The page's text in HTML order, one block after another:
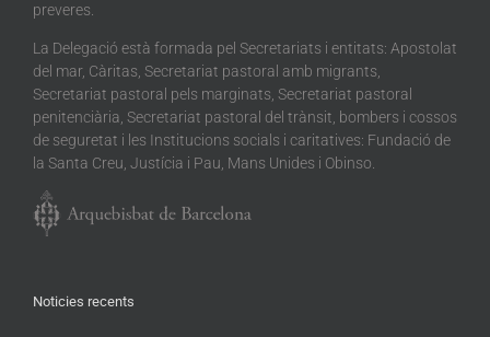
preveres.
La Delegació està formada pel Secretariats i entitats: Apostolat
del mar, Càritas, Secretariat pastoral amb migrants,
Secretariat pastoral pels marginats, Secretariat pastoral
penitenciària, Secretariat pastoral del trànsit, bombers i cossos
de seguretat i les Institucions socials i caritatives: Fundació de
la Santa Creu, Justícia i Pau, Mans Unides i Obinso.
Noticies recents